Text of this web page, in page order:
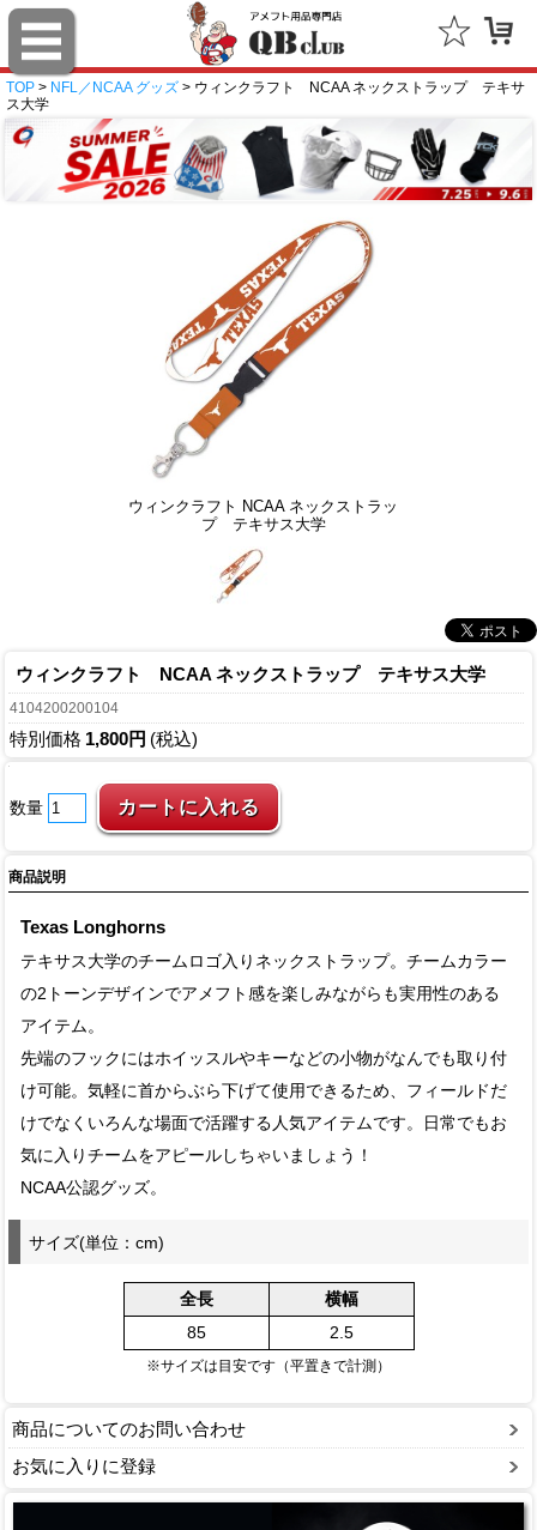
TOP > NFL／NCAA グッズ > ウィンクラフト NCAA ネックストラップ テキサ
ス大学
ウィンクラフト NCAA ネックストラッ
プ テキサス大学
ウィンクラフト NCAA ネックストラップ テキサス大学
4104200200104
特別価格 1,800円 (税込)
数量
商品説明
Texas Longhorns
テキサス大学のチームロゴ入りネックストラップ。チームカラー
の2トーンデザインでアメフト感を楽しみながらも実用性のある
アイテム。
先端のフックにはホイッスルやキーなどの小物がなんでも取り付
け可能。気軽に首からぶら下げて使用できるため、フィールドだ
けでなくいろんな場面で活躍する人気アイテムです。日常でもお
気に入りチームをアピールしちゃいましょう！
NCAA公認グッズ。
サイズ(単位：cm)
全長
横幅
85
2.5
※サイズは目安です（平置きで計測）
商品についてのお問い合わせ
お気に入りに登録